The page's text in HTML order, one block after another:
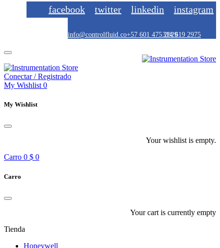
facebook twitter linkedin instagram
info@controlfluid.co+57 601 475 2829314 619 2975
Conectar / Registrado
My Wishlist 0
My Wishlist
Your wishlist is empty.
Carro 0 $ 0
Carro
Your cart is currently empty
Tienda
Honeywell